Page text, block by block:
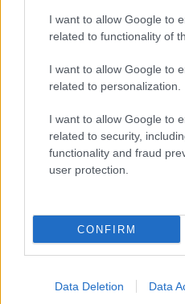
I want to allow Google to
related to functionality of
I want to allow Google to
related to personalization.
I want to allow Google to
related to security,
functionality and fraud
user protection.
CONFIRM
Data Deletion Data
Feliratkozom a hírlevélre